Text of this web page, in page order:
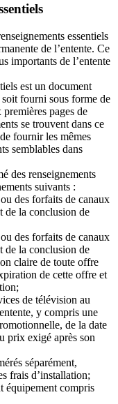
essentiels
de l’entente. Ce
importants de l’entente
est un document
soit fourni sous forme de
pages de
se trouvent dans ce
fournir les mêmes
semblables dans
des renseignements
suivants :
des forfaits de canaux
de la conclusion de
des forfaits de canaux
de la conclusion de
claire de toute offre
de cette offre et
de télévision au
y compris une
de la date
prix exigé après son
séparément,
frais d’installation;
équipement compris